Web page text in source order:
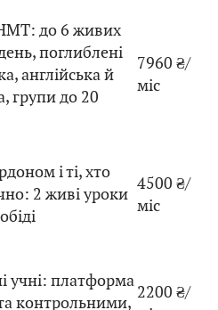
до 6 живих
поглиблені
англійська й
групи до 20
7960 ₴/
міс
і ті, хто
2 живі уроки
4500 ₴/
міс
учні: платформа
контрольними,
2200 ₴/